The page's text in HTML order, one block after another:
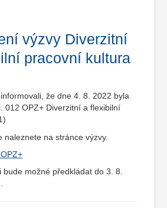
výzvy Diverzitní
pracovní kultura
že dne 4. 8. 2022 byla
012 OPZ+ Diverzitní a flexibilní
naleznete na stránce výzvy.
bude možné předkládat do 3. 8.